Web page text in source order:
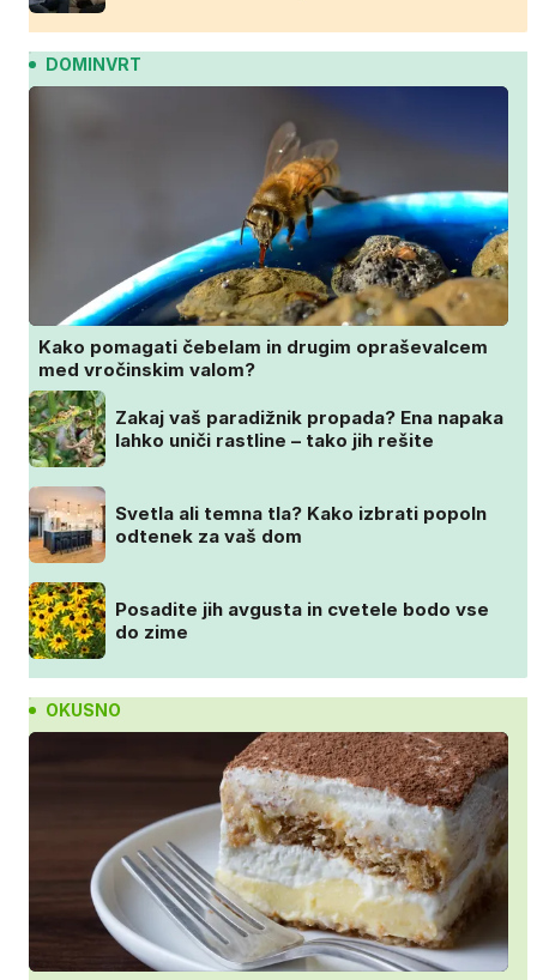
DOMINVRT
Kako pomagati čebelam in drugim opraševalcem
med vročinskim valom?
Zakaj vaš paradižnik propada? Ena napaka
lahko uniči rastline – tako jih rešite
Svetla ali temna tla? Kako izbrati popoln
odtenek za vaš dom
Posadite jih avgusta in cvetele bodo vse
do zime
OKUSNO